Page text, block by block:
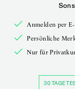
Anmelden per E-
Persönliche
Nur für
30 TAGE